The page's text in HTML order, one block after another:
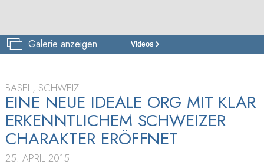
Galerie anzeigen Videos
SCIENTOLOGY
EINWEIHUNG
BASEL, SCHWEIZ
EINE NEUE IDEALE ORG MIT KLAR
ERKENNTLICHEM SCHWEIZER
CHARAKTER ERÖFFNET
25. APRIL 2015